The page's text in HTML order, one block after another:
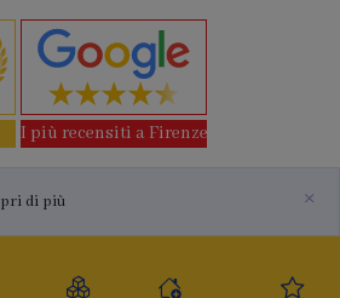
I più recensiti a Firenze
di più ×